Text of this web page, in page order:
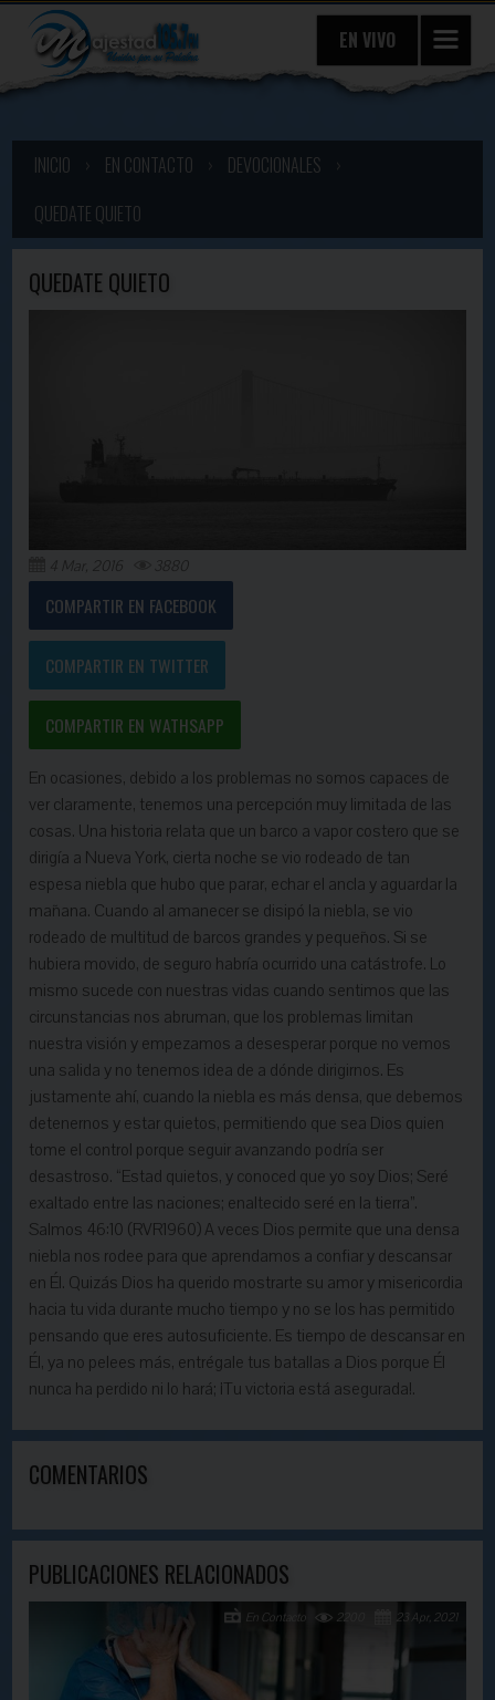
EN VIVO
INICIO EN CONTACTO DEVOCIONALES
QUEDATE QUIETO
QUEDATE QUIETO
4 Mar, 2016 3880
COMPARTIR EN FACEBOOK
COMPARTIR EN TWITTER
COMPARTIR EN WATHSAPP
En ocasiones, debido a los problemas no somos capaces de
ver claramente, tenemos una percepción muy limitada de las
cosas. Una historia relata que un barco a vapor costero que se
dirigía a Nueva York, cierta noche se vio rodeado de tan
espesa niebla que hubo que parar, echar el ancla y aguardar la
mañana. Cuando al amanecer se disipó la niebla, se vio
rodeado de multitud de barcos grandes y pequeños. Si se
hubiera movido, de seguro habría ocurrido una catástrofe. Lo
mismo sucede con nuestras vidas cuando sentimos que las
circunstancias nos abruman, que los problemas limitan
nuestra visión y empezamos a desesperar porque no vemos
una salida y no tenemos idea de a dónde dirigirnos. Es
justamente ahí, cuando la niebla es más densa, que debemos
detenernos y estar quietos, permitiendo que sea Dios quien
tome el control porque seguir avanzando podría ser
desastroso. “Estad quietos, y conoced que yo soy Dios; Seré
exaltado entre las naciones; enaltecido seré en la tierra”.
Salmos 46:10 (RVR1960) A veces Dios permite que una densa
niebla nos rodee para que aprendamos a confiar y descansar
en Él. Quizás Dios ha querido mostrarte su amor y misericordia
hacia tu vida durante mucho tiempo y no se los has permitido
pensando que eres autosuficiente. Es tiempo de descansar en
Él, ya no pelees más, entrégale tus batallas a Dios porque Él
nunca ha perdido ni lo hará; ¡Tu victoria está asegurada!.
COMENTARIOS
PUBLICACIONES RELACIONADOS
23 Apr, 2021
2200
En Contacto